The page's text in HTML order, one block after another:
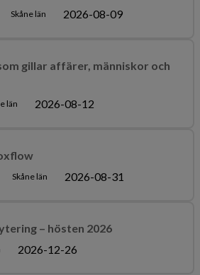
Skåne län 2026-08-09
gillar affärer, människor och
län 2026-08-12
Skåne län 2026-08-31
– hösten 2026
2026-12-26